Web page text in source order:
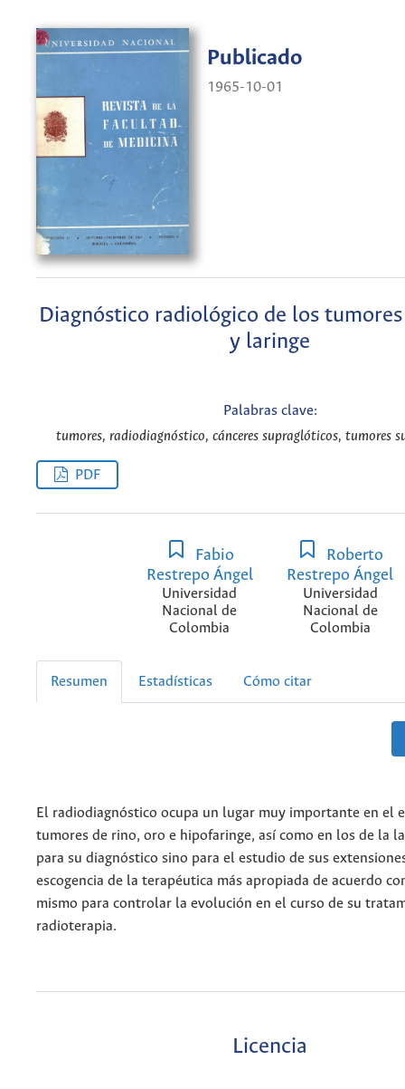
Publicado
1965-10-01
Diagnóstico radiológico de los
y laringe
Palabras clave:
tumores, radiodiagnóstico, cánceres supraglóticos, tumores
PDF
Fabio
Restrepo Ángel
Universidad
Nacional de
Colombia
Roberto
Restrepo Ángel
Universidad
Nacional de
Colombia
Resumen Estadísticas Cómo citar
El radiodiagnóstico ocupa un lugar muy importante en el
tumores de rino, oro e hipofaringe, así como en los de la
para su diagnóstico sino para el estudio de sus
escogencia de la terapéutica más apropiada de acuerdo
mismo para controlar la evolución en el curso de su
radioterapia.
Licencia